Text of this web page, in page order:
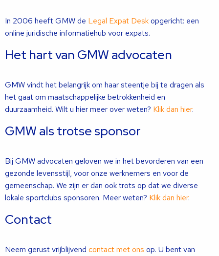
In 2006 heeft GMW de Legal Expat Deskopgericht: een
online juridische informatiehub voor expats.
Het hart van GMW advocaten
GMW vindt het belangrijk om haar steentje bij te dragen als
het gaat om maatschappelijke betrokkenheid en
duurzaamheid. Wilt u hier meer over weten? Klik dan hier.
GMW als trotse sponsor
Bij GMW advocaten geloven we in het bevorderen van een
gezonde levensstijl, voor onze werknemers en voor de
gemeenschap. We zijn er dan ook trots op dat we diverse
lokale sportclubs sponsoren. Meer weten? Klik dan hier.
Contact
Neem gerust vrijblijvend contact met ons op. U bent van